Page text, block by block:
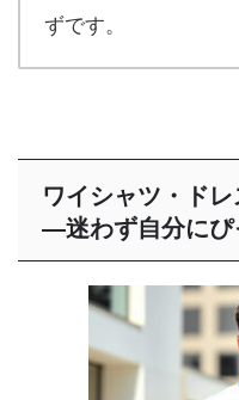
ずです。
ワイシャツ・ドレ
―迷わず自分にぴ